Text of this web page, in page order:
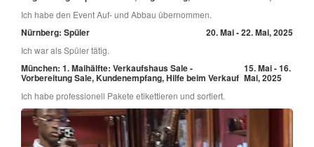
Ich habe den Event Auf- und Abbau übernommen.
Nürnberg: Spüler 20. Mai - 22. Mai, 2025
Ich war als Spüler tätig.
München: 1. Maihälfte: Verkaufshaus Sale -
Vorbereitung Sale, Kundenempfang, Hilfe beim Verkauf
15. Mai - 16.
Mai, 2025
Ich habe professionell Pakete etikettieren und sortiert.